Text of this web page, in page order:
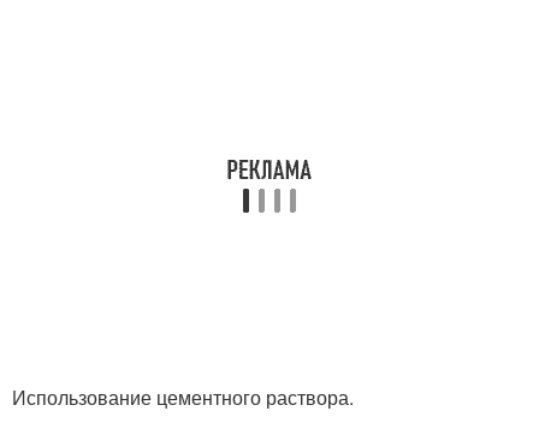
Использование цементного раствора.